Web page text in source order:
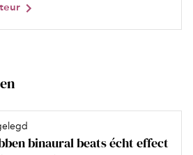
binaural beats écht effect